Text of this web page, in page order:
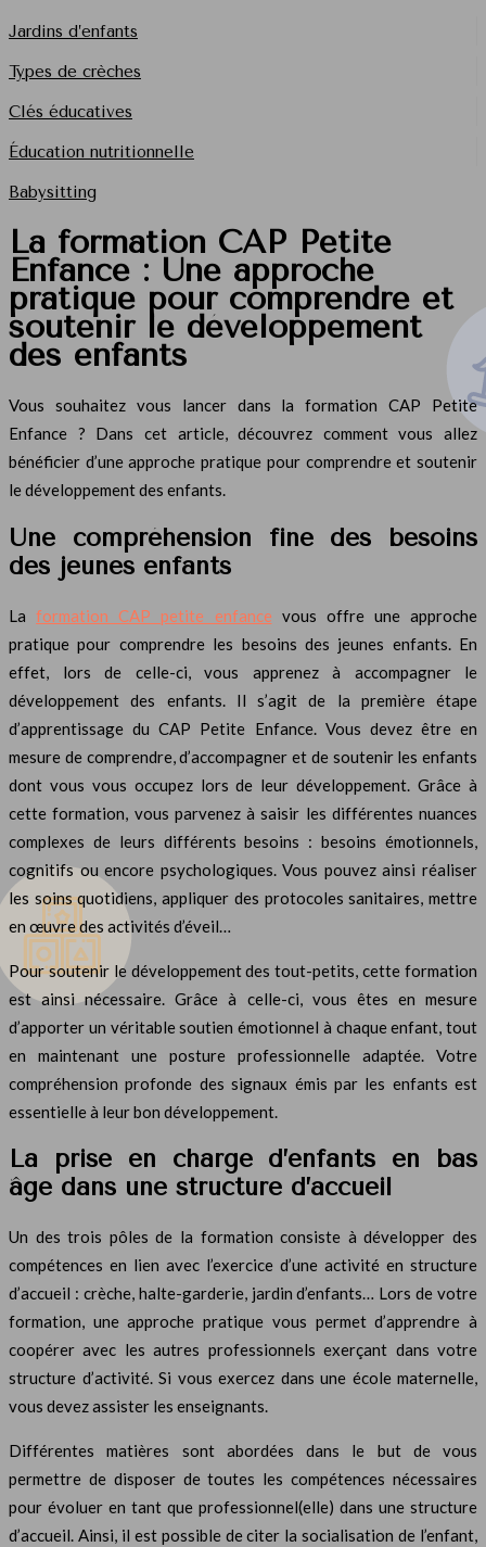
Jardins d’enfants
Types de crèches
Clés éducatives
Éducation nutritionnelle
Babysitting
La formation CAP Petite
Enfance : Une approche
pratique pour comprendre et
soutenir le développement
des enfants
Vous souhaitez vous lancer dans la formation CAP Petite
Enfance ? Dans cet article, découvrez comment vous allez
bénéficier d’une approche pratique pour comprendre et soutenir
le développement des enfants.
Une compréhension fine des besoins
des jeunes enfants
Laformation CAP petite enfance vous offre une approche
pratique pour comprendre les besoins des jeunes enfants. En
effet, lors de celle-ci, vous apprenez à accompagner le
développement des enfants. Il s’agit de la première étape
d’apprentissage du CAP Petite Enfance. Vous devez être en
mesure de comprendre, d’accompagner et de soutenir les enfants
dont vous vous occupez lors de leur développement. Grâce à
cette formation, vous parvenez à saisir les différentes nuances
complexes de leurs différents besoins : besoins émotionnels,
cognitifs ou encore psychologiques. Vous pouvez ainsi réaliser
les soins quotidiens, appliquer des protocoles sanitaires, mettre
en œuvre des activités d’éveil…
Pour soutenir le développement des tout-petits, cette formation
est ainsi nécessaire. Grâce à celle-ci, vous êtes en mesure
d’apporter un véritable soutien émotionnel à chaque enfant, tout
en maintenant une posture professionnelle adaptée. Votre
compréhension profonde des signaux émis par les enfants est
essentielle à leur bon développement.
La prise en charge d’enfants en bas
âge dans une structure d’accueil
Un des trois pôles de la formation consiste à développer des
compétences en lien avec l’exercice d’une activité en structure
d’accueil : crèche, halte-garderie, jardin d’enfants… Lors de votre
formation, une approche pratique vous permet d’apprendre à
coopérer avec les autres professionnels exerçant dans votre
structure d’activité. Si vous exercez dans une école maternelle,
vous devez assister les enseignants.
Différentes matières sont abordées dans le but de vous
permettre de disposer de toutes les compétences nécessaires
pour évoluer en tant que professionnel(elle) dans une structure
d’accueil. Ainsi, il est possible de citer la socialisation de l’enfant,